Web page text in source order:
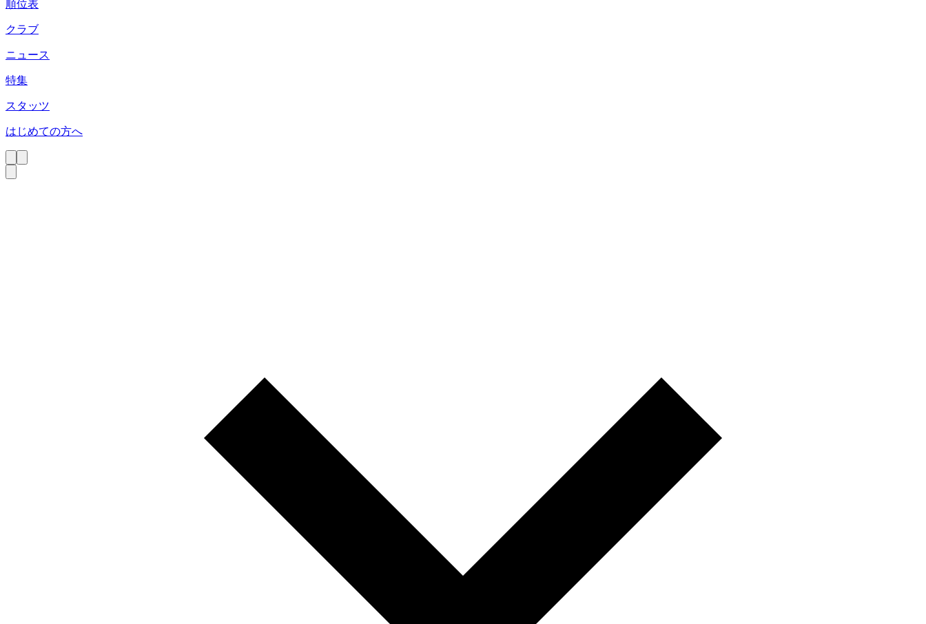
順位表
クラブ
ニュース
特集
スタッツ
はじめての方へ